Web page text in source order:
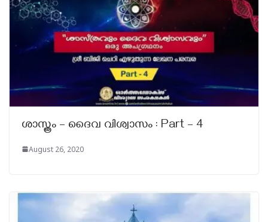
ശാസ്ത്രം – ദൈവ വിശ്വാസം : Part – 4
August 26, 2020